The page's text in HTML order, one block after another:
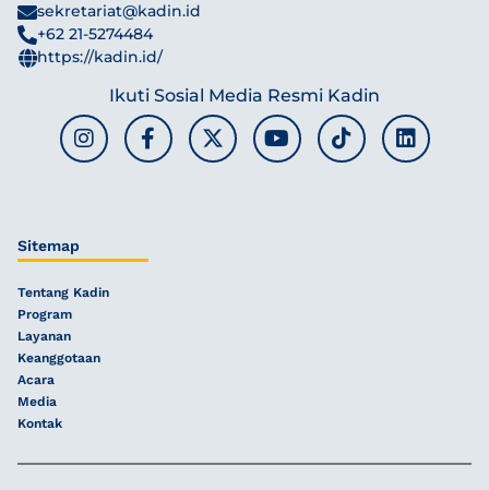
sekretariat@kadin.id
+62 21-5274484
https://kadin.id/
Ikuti Sosial Media Resmi Kadin
Sitemap
Tentang Kadin
Program
Layanan
Keanggotaan
Acara
Media
Kontak